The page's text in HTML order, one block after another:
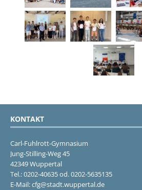
KONTAKT
Carl-Fuhlrott-Gymnasium
Jung-Stilling-Weg 45
42349 Wuppertal
Tel.: 0202-40635 od. 0202-5635135
E-Mail: cfg@stadt.wuppertal.de